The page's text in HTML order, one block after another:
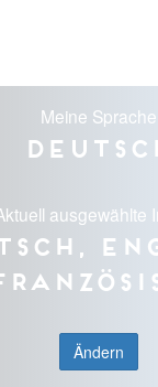
Meine Sprache
ausgewählte
Ändern